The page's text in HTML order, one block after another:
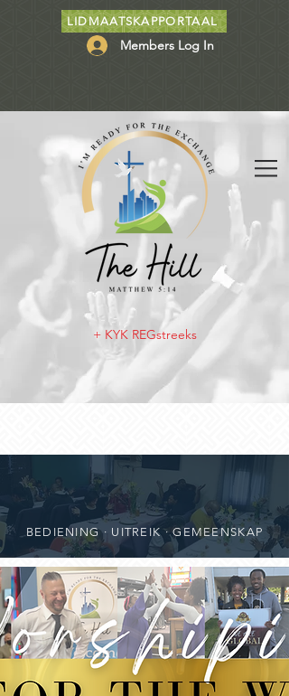
+ KYK REGstreeks
LIDMAATSKAPPORTAAL
Members Log In
BEDIENING · UITREIK · GEMEENSKAP